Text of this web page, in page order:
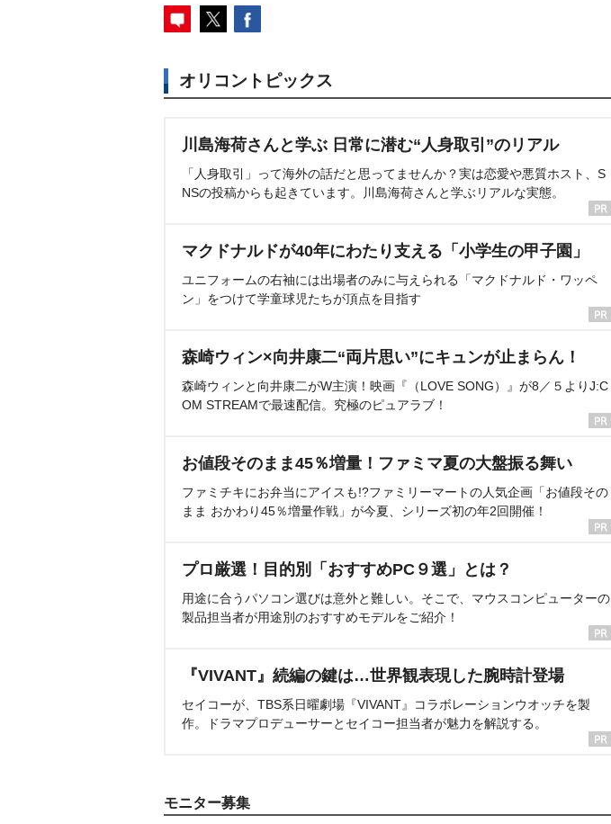
オリコントピックス
川島海荷さんと学ぶ 日常に潜む“人身取引”のリアル
「人身取引」って海外の話だと思ってませんか？実は恋愛や悪質ホスト、S
NSの投稿からも起きています。川島海荷さんと学ぶリアルな実態。
マクドナルドが40年にわたり支える「小学生の甲子園」
ユニフォームの右袖には出場者のみに与えられる「マクドナルド・ワッペ
ン」をつけて学童球児たちが頂点を目指す
森崎ウィン×向井康二“両片思い”にキュンが止まらん！
森崎ウィンと向井康二がW主演！映画『（LOVE SONG）』が8／５よりJ:C
OM STREAMで最速配信。究極のピュアラブ！
お値段そのまま45％増量！ファミマ夏の大盤振る舞い
ファミチキにお弁当にアイスも!?ファミリーマートの人気企画「お値段その
まま おかわり45％増量作戦」が今夏、シリーズ初の年2回開催！
プロ厳選！目的別「おすすめPC９選」とは？
用途に合うパソコン選びは意外と難しい。そこで、マウスコンピューターの
製品担当者が用途別のおすすめモデルをご紹介！
『VIVANT』続編の鍵は…世界観表現した腕時計登場
セイコーが、TBS系日曜劇場『VIVANT』コラボレーションウオッチを製
作。ドラマプロデューサーとセイコー担当者が魅力を解説する。
モニター募集